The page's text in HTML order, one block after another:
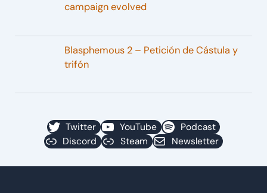
campaign evolved
Blasphemous 2 – Petición de Cástula y
trifón
Twitter YouTube
Podcast
Discord
Steam Newsletter